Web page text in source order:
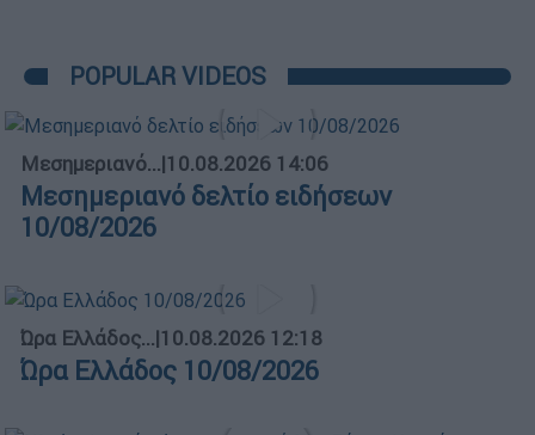
POPULAR VIDEOS
Μεσημεριανό...|10.08.2026 14:06
Μεσημεριανό δελτίο ειδήσεων
10/08/2026
Ώρα Ελλάδος...|10.08.2026 12:18
Ώρα Ελλάδος 10/08/2026